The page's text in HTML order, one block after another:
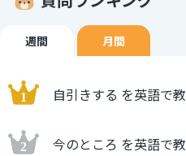
週間 月間
自引きする を英語で
今のところ を英語で